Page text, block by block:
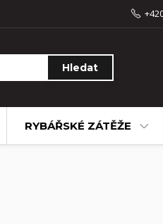
Hledat
RYBÁŘSKÉ ZÁTĚŽE